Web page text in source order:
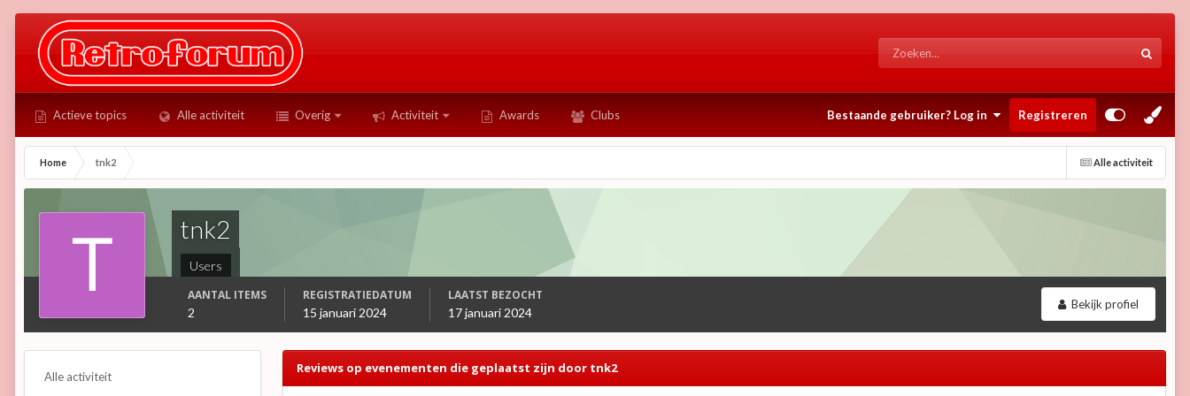
Actieve topics Alle activiteit Overig Activiteit Awards Clubs Bestaande gebruiker? Log in Registreren
Alle activiteit
Home tnk2
tnk2
Users
Bekijk profiel
AANTAL ITEMS
2
REGISTRATIEDATUM
15 januari 2024
LAATST BEZOCHT
17 januari 2024
Alle activiteit
Reviews op evenementen die geplaatst zijn door tnk2